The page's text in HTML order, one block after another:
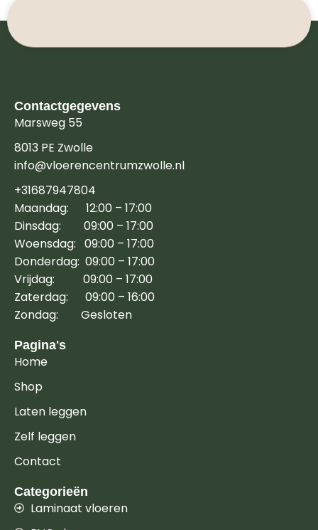
Contactgegevens
Marsweg 55
8013 PE Zwolle
info@vloerencentrumzwolle.nl
+31687947804
Maandag: 12:00 – 17:00
Dinsdag: 09:00 – 17:00
Woensdag: 09:00 – 17:00
Donderdag: 09:00 – 17:00
Vrijdag: 09:00 – 17:00
Zaterdag: 09:00 – 16:00
Zondag: Gesloten
Pagina's
Home
Shop
Laten leggen
Zelf leggen
Contact
Categorieën
Laminaat vloeren